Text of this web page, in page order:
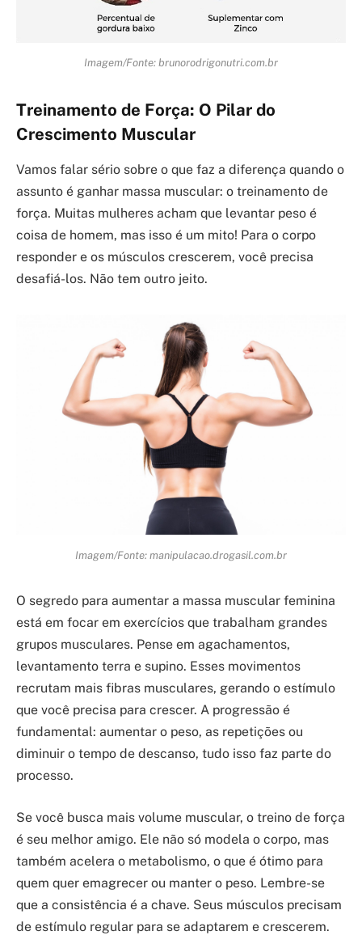
Imagem/Fonte: brunorodrigonutri.com.br
Treinamento de Força: O Pilar do
Crescimento Muscular
Vamos falar sério sobre o que faz a diferença quando o
assunto é ganhar massa muscular: o treinamento de
força. Muitas mulheres acham que levantar peso é
coisa de homem, mas isso é um mito! Para o corpo
responder e os músculos crescerem, você precisa
desafiá-los. Não tem outro jeito.
Imagem/Fonte: manipulacao.drogasil.com.br
O segredo para aumentar a massa muscular feminina
está em focar em exercícios que trabalham grandes
grupos musculares. Pense em agachamentos,
levantamento terra e supino. Esses movimentos
recrutam mais fibras musculares, gerando o estímulo
que você precisa para crescer. A progressão é
fundamental: aumentar o peso, as repetições ou
diminuir o tempo de descanso, tudo isso faz parte do
processo.
Se você busca mais volume muscular, o treino de força
é seu melhor amigo. Ele não só modela o corpo, mas
também acelera o metabolismo, o que é ótimo para
quem quer emagrecer ou manter o peso. Lembre-se
que a consistência é a chave. Seus músculos precisam
de estímulo regular para se adaptarem e crescerem.